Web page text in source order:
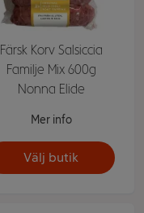
Färsk Korv Salsiccia
Familje Mix 600g
Nonna Elide
Mer info
Välj butik